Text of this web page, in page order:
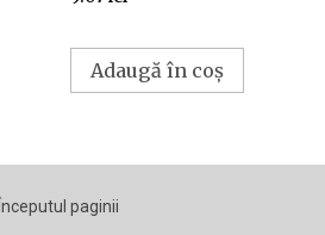
Adaugă în coș
Începutul paginii